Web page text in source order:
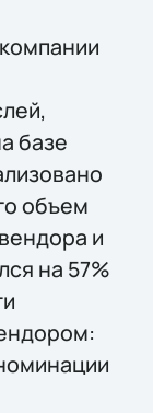
базе
объем
и
на 57%